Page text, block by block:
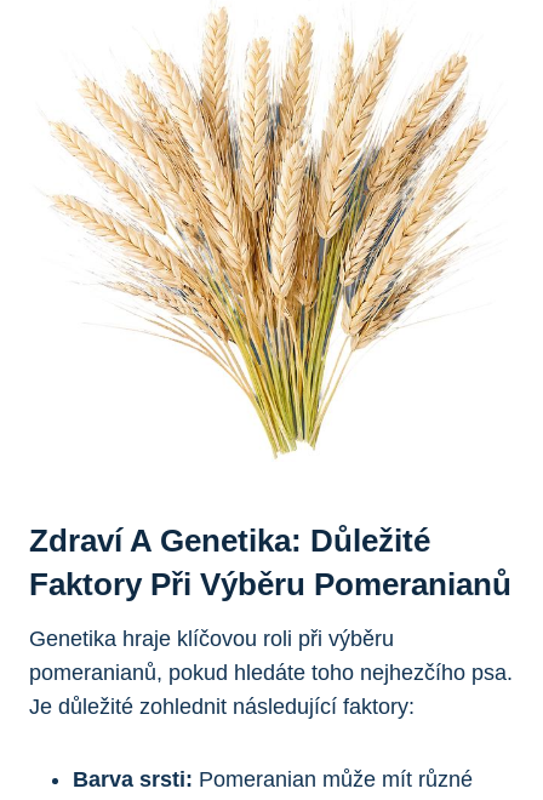
Zdraví A Genetika: Důležité‌
Faktory Při Výběru Pomeranianů
Genetika hraje klíčovou roli při výběru
pomeranianů, pokud hledáte toho nejhezčího psa.
Je důležité zohlednit následující faktory:
Barva‌ srsti: Pomeranian ​může mít různé